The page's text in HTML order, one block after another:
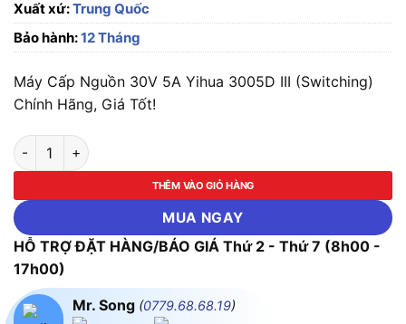
Xuất xứ:Trung Quốc
Bảo hành:12 Tháng
Máy Cấp Nguồn 30V 5A Yihua 3005D III (Switching)
Chính Hãng, Giá Tốt!
Máy Cấp Nguồn 30V 5A Yihua 3005D III (Switching) số lượng
THÊM VÀO GIỎ HÀNG
MUA NGAY
HỖ TRỢ ĐẶT HÀNG/BÁO GIÁ Thứ 2 - Thứ 7 (8h00 -
17h00)
Mr. Song (0779.68.68.19)